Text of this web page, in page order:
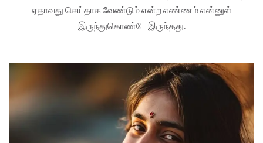
ஏதாவது செய்தாக வேண்டும் என்ற எண்ணம் என்னுள்
இருந்துகொண்டே இருந்தது.